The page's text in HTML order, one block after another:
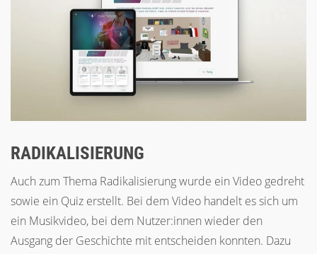
RADIKALISIERUNG
Auch zum Thema Radikalisierung wurde ein Video gedreht
sowie ein Quiz erstellt. Bei dem Video handelt es sich um
ein Musikvideo, bei dem Nutzer:innen wieder den
Ausgang der Geschichte mit entscheiden konnten. Dazu